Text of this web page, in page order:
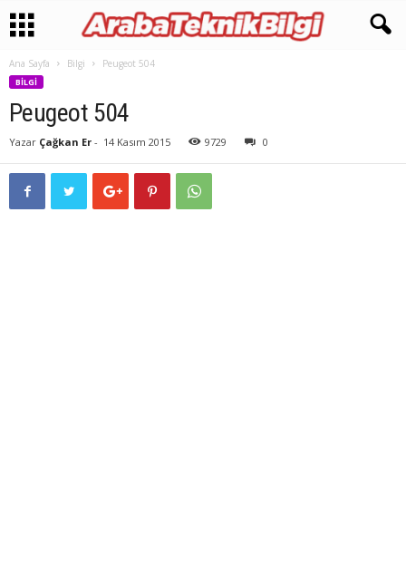
Ana Sayfa Bilgi Peugeot 504
BILGI
Peugeot 504
Yazar Çağkan Er - 14 Kasım 2015 9729 0